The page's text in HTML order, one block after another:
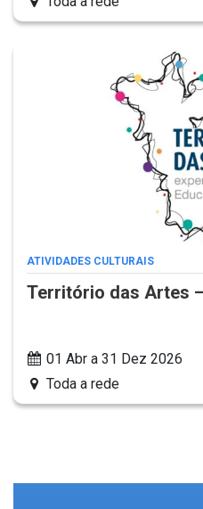
ATIVIDADES CULTURAIS
Território das Artes
01 Abr a 31 Dez 2026
Toda a rede